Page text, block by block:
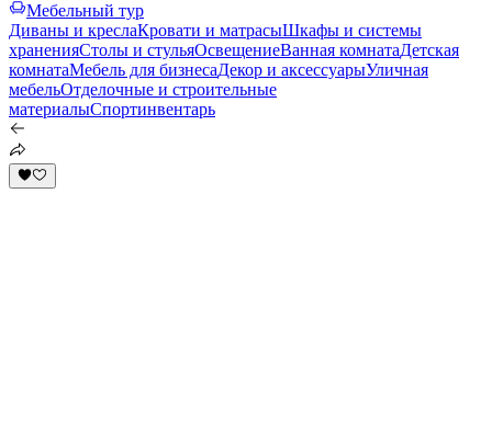
Мебельный тур
Диваны и креслаКровати и матрасыШкафы и системы
храненияСтолы и стульяОсвещениеВанная комнатаДетская
комнатаМебель для бизнесаДекор и аксессуарыУличная
мебельОтделочные и строительные
материалыСпортинвентарь